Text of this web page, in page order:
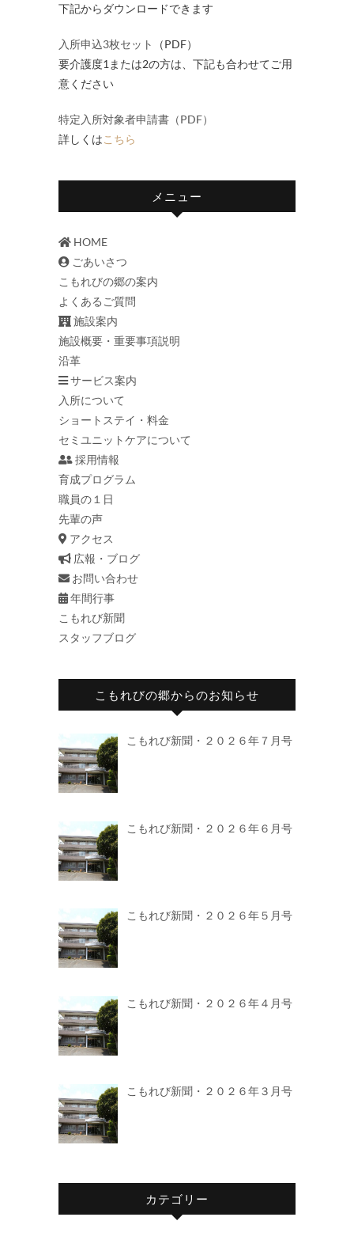
下記からダウンロードできます
入所申込3枚セット
（PDF）
要介護度1または2の方は、下記も合わせてご用
意ください
特定入所対象者申請書（PDF）
詳しくはこちら
メニュー
HOME
ごあいさつ
こもれびの郷の案内
よくあるご質問
施設案内
施設概要・重要事項説明
沿革
サービス案内
入所について
ショートステイ・料金
セミユニットケアについて
採用情報
育成プログラム
職員の１日
先輩の声
アクセス
広報・ブログ
お問い合わせ
年間行事
こもれび新聞
スタッフブログ
こもれびの郷からのお知らせ
こもれび新聞・２０２６年７月号
こもれび新聞・２０２６年６月号
こもれび新聞・２０２６年５月号
こもれび新聞・２０２６年４月号
こもれび新聞・２０２６年３月号
カテゴリー